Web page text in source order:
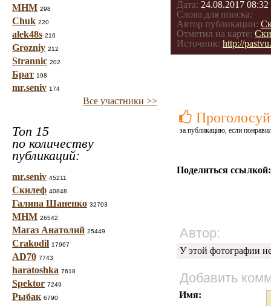
МНМ 298
Chuk 220
alek48s 216
Grozniy 212
Strannic 202
Брат 198
mr.seniv 174
Все участники >>
Топ 15
по количеству
публикаций:
mr.seniv 45211
Скилеф 40848
Галина Шаненко 32703
МНМ 26542
Магаз Анатолий 25449
Crakodil 17967
AD70 7743
haratoshka 7618
Spektor 7249
Рыбак 6790
Дата: 24.08.2017 08:32
Слова для поиска:
Автор публикации:
Отметил на карте:
Источник: http://
за публикацию, если
Поделиться ссылкой:
Автор:
У этой фотографии
Добавить
Имя: